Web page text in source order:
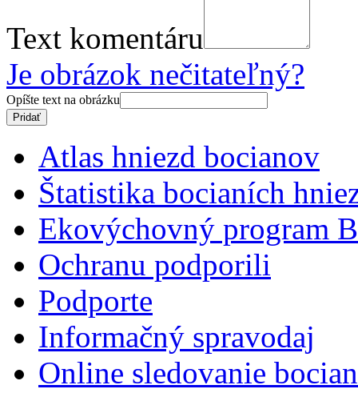
Text komentáru
Je obrázok nečitateľný?
Opíšte text na obrázku
Atlas hniezd bocianov
Štatistika bocianích
Ekovýchovný program
Ochranu podporili
Podporte
Informačný spravodaj
Online sledovanie